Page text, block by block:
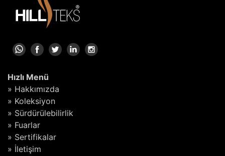
Hızlı Menü
» Hakkımızda
» Koleksiyon
» Sürdürülebilirlik
» Fuarlar
» Sertifikalar
» İletişim